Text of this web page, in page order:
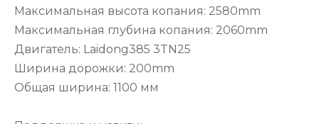
Максимальная высота копания: 2580mm
Максимальная глубина копания: 2060mm
Двигатель: Laidong385 3TN25
Ширина дорожки: 200mm
Общая ширина: 1100 мм